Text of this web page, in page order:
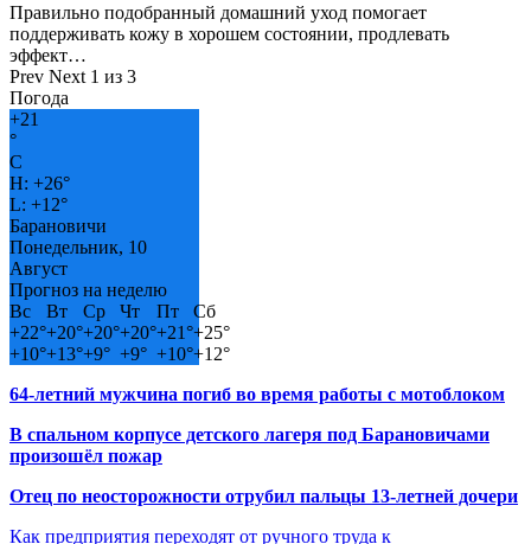
Правильно подобранный домашний уход помогает
поддерживать кожу в хорошем состоянии, продлевать
эффект…
Prev Next 1 из 3
Погода
+21
°
C
H: +26°
L: +12°
Барановичи
Понедельник, 10
Август
Прогноз на неделю
Вс
Вт Ср Чт Пт
Сб
+22°+20°+20°+20°+21°+25°
+10°+13°+9° +9° +10°+12°
64-летний мужчина погиб во время работы с мотоблоком
В спальном корпусе детского лагеря под Барановичами
произошёл пожар
Отец по неосторожности отрубил пальцы 13-летней дочери
Как предприятия переходят от ручного труда к